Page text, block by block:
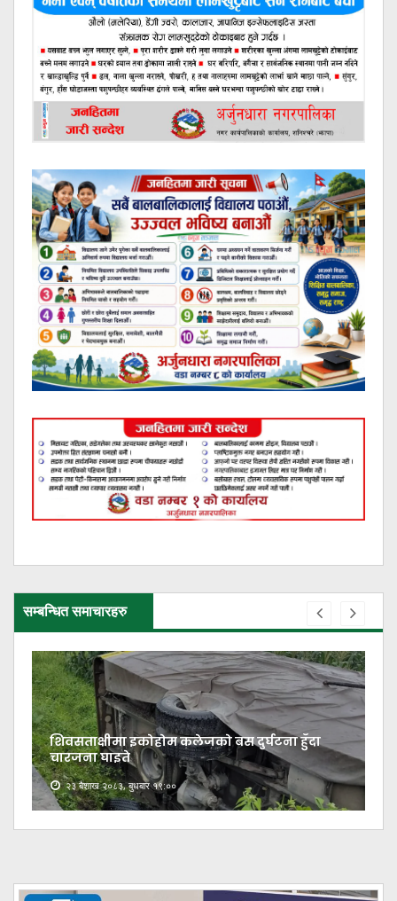
सम्बन्धित समाचारहरु
शिवसताक्षीमा इकोहोम कलेजको बस दुर्घटना हुँदा
चारजना घाइते
२३ बैशाख २०८३, बुधबार १९:००